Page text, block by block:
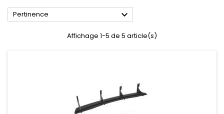
Pertinence 
Affichage 1-5 de 5 article(s)